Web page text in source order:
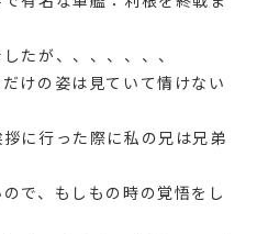
たが、、、、、、、
けの姿は見ていて情けない
に行った際に私の兄は兄弟
で、もしもの時の覚悟をし